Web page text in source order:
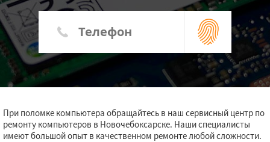
При поломке компьютера обращайтесь в наш сервисный центр по
ремонту компьютеров в Новочебоксарске. Наши специалисты
имеют большой опыт в качественном ремонте любой сложности.